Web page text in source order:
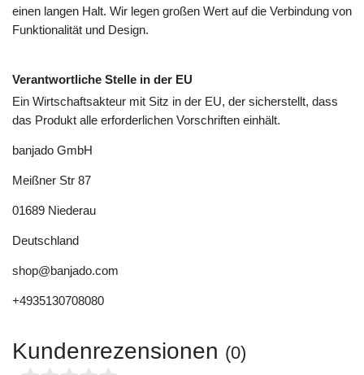
einen langen Halt. Wir legen großen Wert auf die Verbindung von
Funktionalität und Design.
Verantwortliche Stelle in der EU
Ein Wirtschaftsakteur mit Sitz in der EU, der sicherstellt, dass
das Produkt alle erforderlichen Vorschriften einhält.
banjado GmbH
Meißner Str 87
01689 Niederau
Deutschland
shop@banjado.com
+4935130708080
Kundenrezensionen (0)